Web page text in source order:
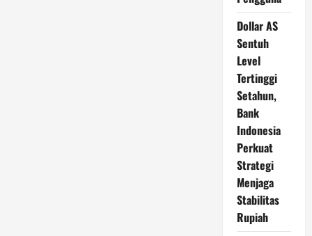
Dollar AS
Sentuh
Level
Tertinggi
Setahun,
Bank
Indonesia
Perkuat
Strategi
Menjaga
Stabilitas
Rupiah